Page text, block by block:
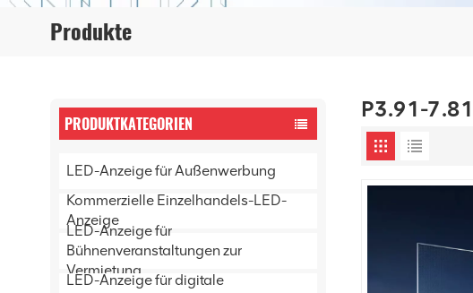
Produkte
PRODUKTKATEGORIEN
LED-Anzeige für Außenwerbung
Kommerzielle Einzelhandels-LED-
Anzeige
LED-Anzeige für
Bühnenveranstaltungen zur
Vermietung
LED-Anzeige für digitale
P3.91-